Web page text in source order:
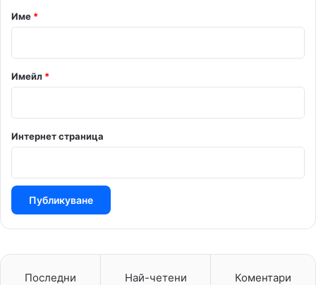
р
:
*
Име *
Имейл *
Интернет страница
Последни Най-четени Коментари